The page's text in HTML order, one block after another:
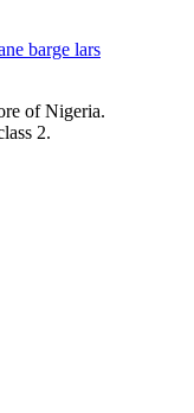
barge lars
of Nigeria.
2.